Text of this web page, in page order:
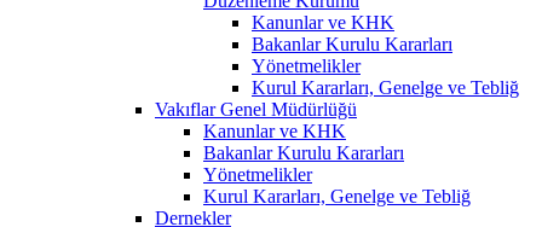
Kanunlar ve KHK
Bakanlar Kurulu Kararları
Yönetmelikler
Kurul Kararları, Genelge ve Tebliğ
Vakıflar Genel Müdürlüğü
Kanunlar ve KHK
Bakanlar Kurulu Kararları
Yönetmelikler
Kurul Kararları, Genelge ve Tebliğ
Dernekler